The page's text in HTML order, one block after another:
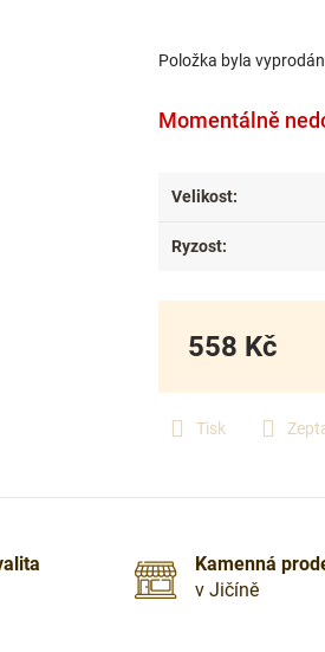
Položka byla
Tisk
Momentálně
558 Kč
cena:
Velikost:
Ryzost:
Kamenná
v Jičíně